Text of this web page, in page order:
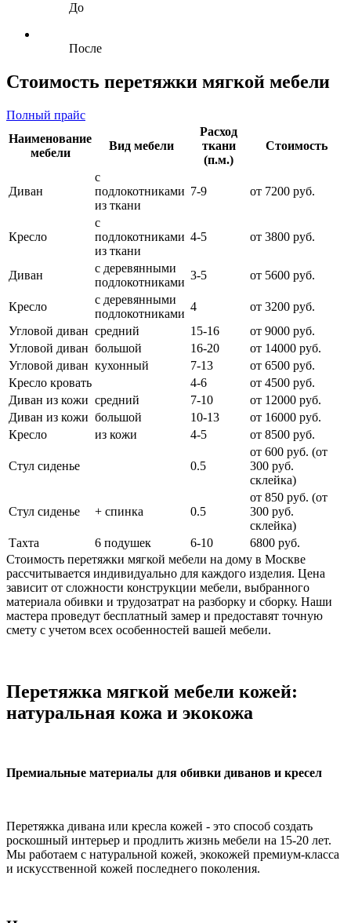
До
После
Стоимость перетяжки мягкой мебели
Полный прайс
Наименование
мебели
Вид мебели
Расход
ткани
(п.м.)
Стоимость
Диван
с
подлокотниками
из ткани
7-9 от 7200 руб.
Кресло
с
подлокотниками
из ткани
4-5 от 3800 руб.
Диван
с деревянными
подлокотниками
3-5 от 5600 руб.
Кресло
с деревянными
подлокотниками
4
от 3200 руб.
Угловой диван средний 15-16
от 9000 руб.
Угловой диван большой 16-20
от 14000 руб.
Угловой диван кухонный 7-13
от 6500 руб.
Кресло кровать
4-6
от 4500 руб.
Диван из кожи средний 7-10
от 12000 руб.
Диван из кожи большой 10-13
от 16000 руб.
Кресло
из кожи 4-5 от 8500 руб.
Стул сиденье 0.5
от 600 руб. (от
300 руб.
cклейка)
Стул сиденье + спинка 0.5
от 850 руб. (от
300 руб.
склейка)
Тахта
6 подушек 6-10
6800 руб.
Стоимость перетяжки мягкой мебели на дому в Москве
рассчитывается индивидуально для каждого изделия. Цена
зависит от сложности конструкции мебели, выбранного
материала обивки и трудозатрат на разборку и сборку. Наши
мастера проведут бесплатный замер и предоставят точную
смету с учетом всех особенностей вашей мебели.
Перетяжка мягкой мебели кожей:
натуральная кожа и экокожа
Премиальные материалы для обивки диванов и кресел
Перетяжка дивана или кресла кожей - это способ создать
роскошный интерьер и продлить жизнь мебели на 15-20 лет.
Мы работаем с натуральной кожей, экокожей премиум-класса
и искусственной кожей последнего поколения.